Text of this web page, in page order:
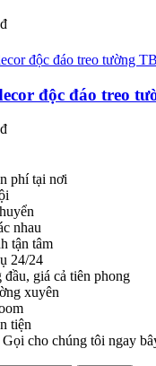
độc đáo treo
phí tại nơi
nhau
tận tâm
24/24
giá cả tiên phong
xuyên
tiện
cho chúng tôi ngay